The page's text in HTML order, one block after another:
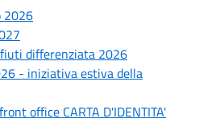
2026
differenziata 2026
- iniziativa estiva della
office CARTA D'IDENTITA'